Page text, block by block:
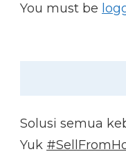
You must be
Solusi semua
Yuk